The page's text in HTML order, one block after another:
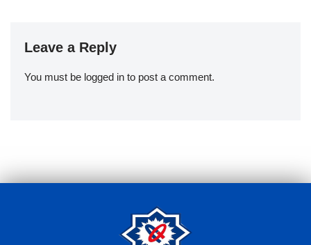
Leave a Reply
You must be logged in to post a comment.